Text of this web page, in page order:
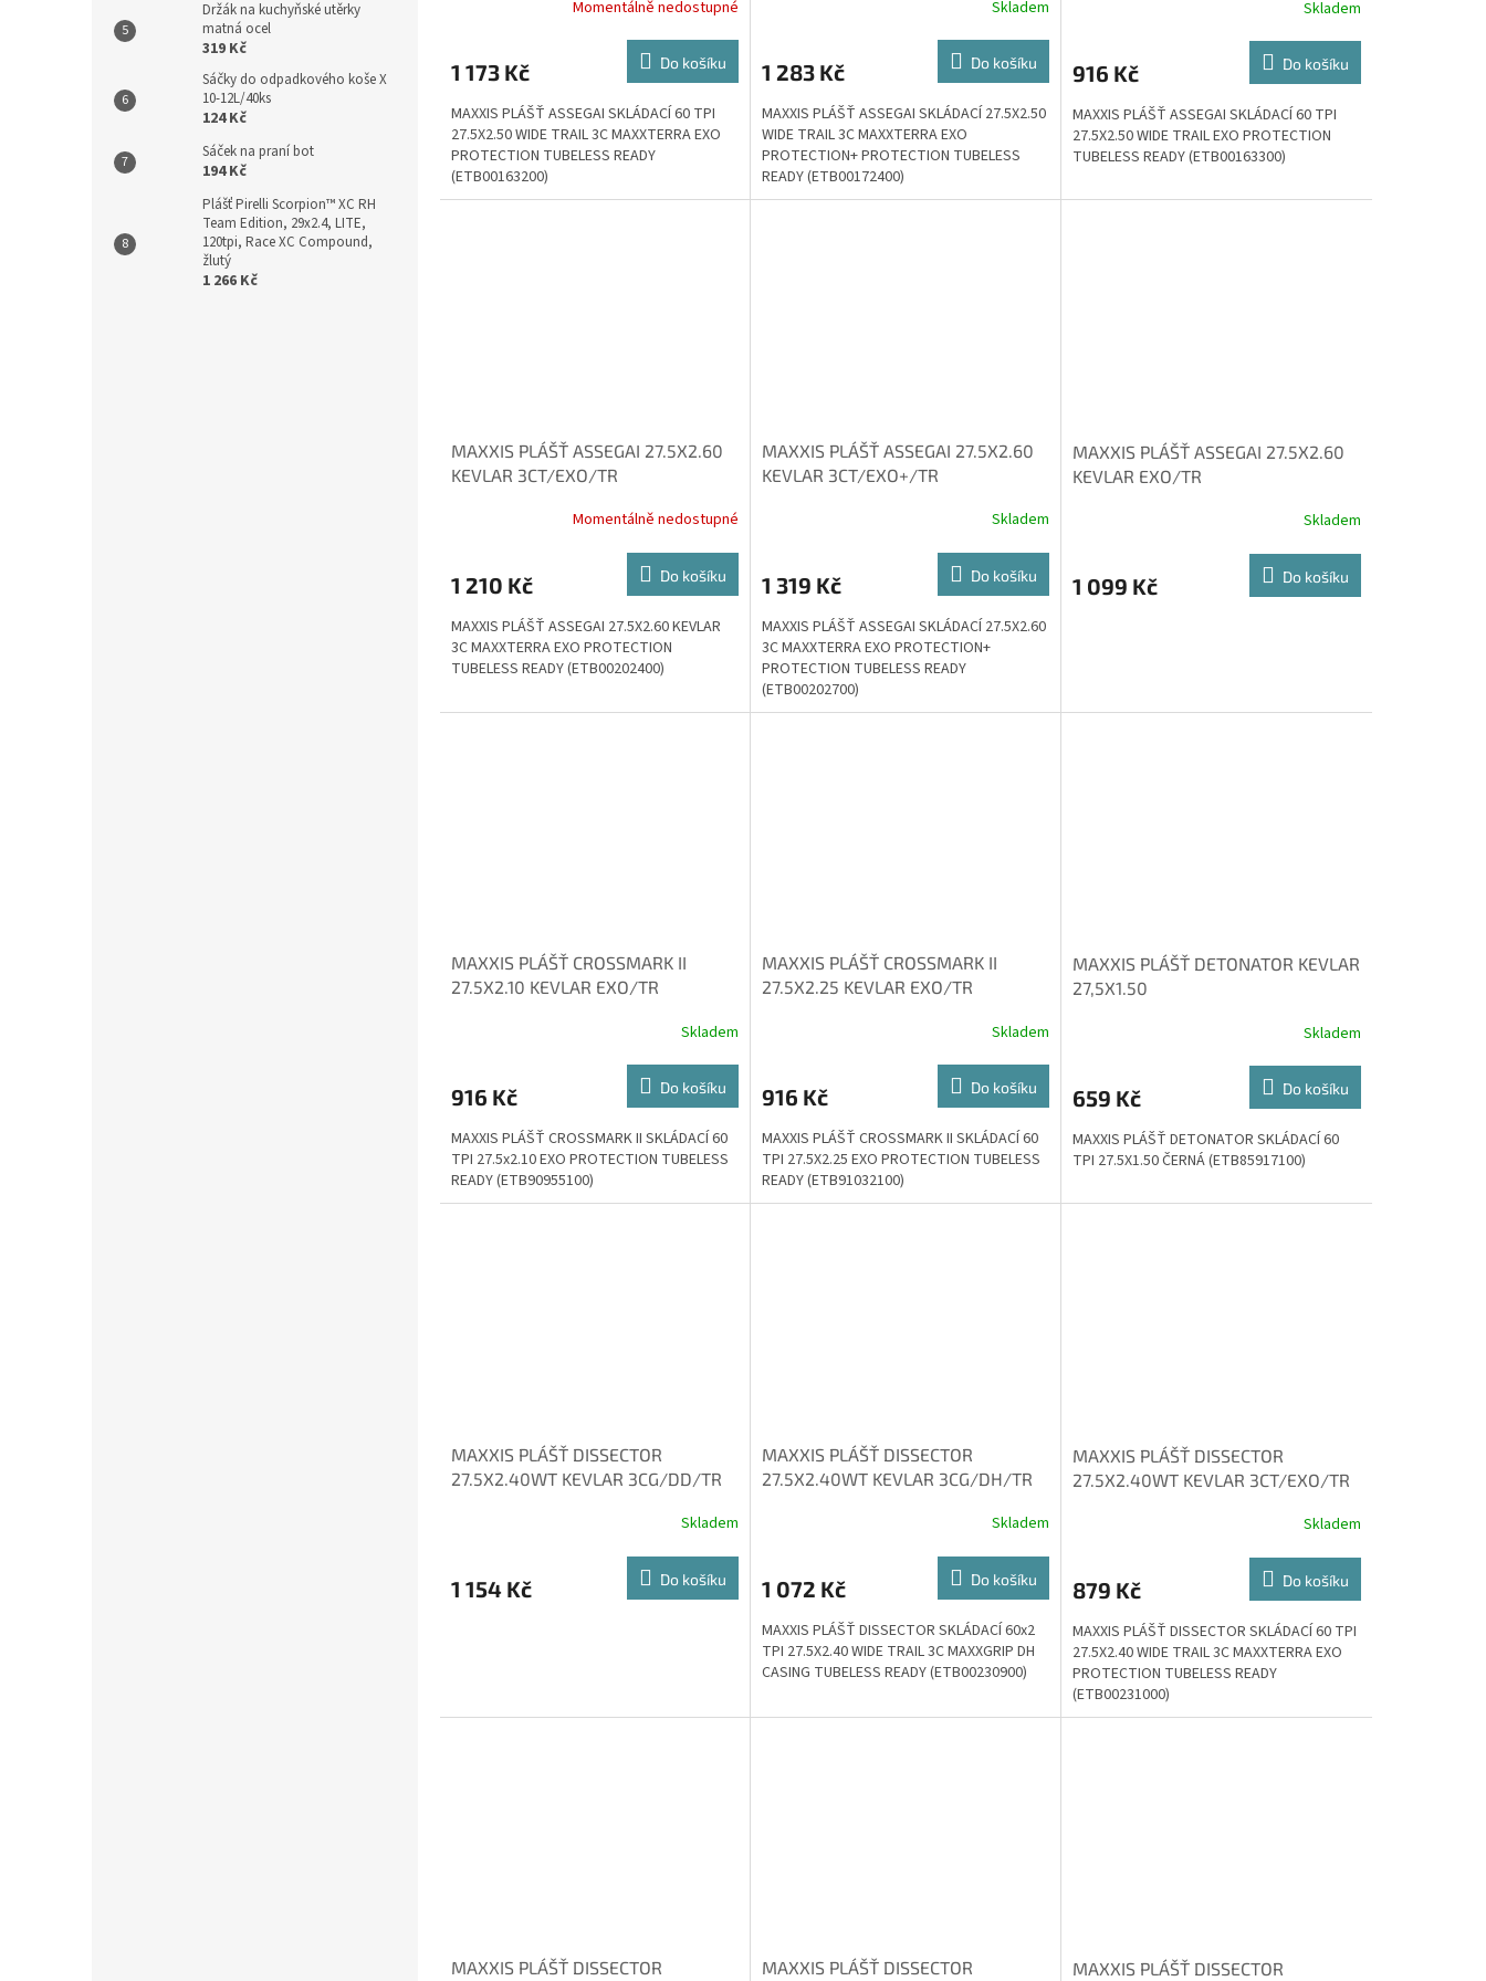
Držák na kuchyňské utěrky
matná ocel
319 Kč
Sáčky do odpadkového koše X
10-12L/40ks
124 Kč
Sáček na praní bot
194 Kč
Plášť Pirelli Scorpion™ XC RH
Team Edition, 29x2.4, LITE,
120tpi, Race XC Compound,
žlutý
1 266 Kč
Momentálně nedostupné
1 173 Kč Do košíku
MAXXIS PLÁŠŤ ASSEGAI SKLÁDACÍ 60 TPI
27.5X2.50 WIDE TRAIL 3C MAXXTERRA EXO
PROTECTION TUBELESS READY
(ETB00163200)
Skladem
1 283 Kč Do košíku
MAXXIS PLÁŠŤ ASSEGAI SKLÁDACÍ 27.5X2.50
WIDE TRAIL 3C MAXXTERRA EXO
PROTECTION+ PROTECTION TUBELESS
READY (ETB00172400)
Skladem
916 Kč Do košíku
MAXXIS PLÁŠŤ ASSEGAI SKLÁDACÍ 60 TPI
27.5X2.50 WIDE TRAIL EXO PROTECTION
TUBELESS READY (ETB00163300)
MAXXIS PLÁŠŤ ASSEGAI 27.5X2.60
KEVLAR 3CT/EXO/TR
Momentálně nedostupné
1 210 Kč Do košíku
MAXXIS PLÁŠŤ ASSEGAI 27.5X2.60 KEVLAR
3C MAXXTERRA EXO PROTECTION
TUBELESS READY (ETB00202400)
MAXXIS PLÁŠŤ ASSEGAI 27.5X2.60
KEVLAR 3CT/EXO+/TR
Skladem
1 319 Kč Do košíku
MAXXIS PLÁŠŤ ASSEGAI SKLÁDACÍ 27.5X2.60
3C MAXXTERRA EXO PROTECTION+
PROTECTION TUBELESS READY
(ETB00202700)
MAXXIS PLÁŠŤ ASSEGAI 27.5X2.60
KEVLAR EXO/TR
Skladem
1 099 Kč Do košíku
MAXXIS PLÁŠŤ CROSSMARK II
27.5X2.10 KEVLAR EXO/TR
Skladem
916 Kč Do košíku
MAXXIS PLÁŠŤ CROSSMARK II SKLÁDACÍ 60
TPI 27.5x2.10 EXO PROTECTION TUBELESS
READY (ETB90955100)
MAXXIS PLÁŠŤ CROSSMARK II
27.5X2.25 KEVLAR EXO/TR
Skladem
916 Kč Do košíku
MAXXIS PLÁŠŤ CROSSMARK II SKLÁDACÍ 60
TPI 27.5X2.25 EXO PROTECTION TUBELESS
READY (ETB91032100)
MAXXIS PLÁŠŤ DETONATOR KEVLAR
27,5X1.50
Skladem
659 Kč Do košíku
MAXXIS PLÁŠŤ DETONATOR SKLÁDACÍ 60
TPI 27.5X1.50 ČERNÁ (ETB85917100)
MAXXIS PLÁŠŤ DISSECTOR
27.5X2.40WT KEVLAR 3CG/DD/TR
Skladem
1 154 Kč Do košíku
MAXXIS PLÁŠŤ DISSECTOR
27.5X2.40WT KEVLAR 3CG/DH/TR
Skladem
1 072 Kč Do košíku
MAXXIS PLÁŠŤ DISSECTOR SKLÁDACÍ 60x2
TPI 27.5X2.40 WIDE TRAIL 3C MAXXGRIP DH
CASING TUBELESS READY (ETB00230900)
MAXXIS PLÁŠŤ DISSECTOR
27.5X2.40WT KEVLAR 3CT/EXO/TR
Skladem
879 Kč Do košíku
MAXXIS PLÁŠŤ DISSECTOR SKLÁDACÍ 60 TPI
27.5X2.40 WIDE TRAIL 3C MAXXTERRA EXO
PROTECTION TUBELESS READY
(ETB00231000)
MAXXIS PLÁŠŤ DISSECTOR
MAXXIS PLÁŠŤ DISSECTOR
MAXXIS PLÁŠŤ DISSECTOR